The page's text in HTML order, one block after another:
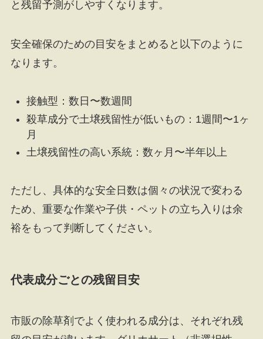
と残留予測がしやすくなります。
安全確保のための目安をまとめると以下のように
なります。
接触型：数日〜数週間
殺草成分で土壌残留性が低いもの：1週間〜1ヶ
月
土壌残留性の高い系統：数ヶ月〜半年以上
ただし、具体的な安全日数は個々の状況で変わる
ため、重要な作業や子供・ペットの立ち入りは余
裕をもって判断してください。
代表成分ごとの残留目安
市販の除草剤でよく使われる成分は、それぞれ残